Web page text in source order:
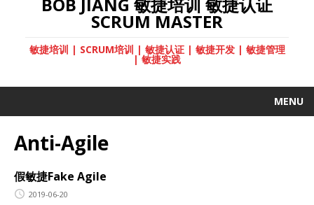
SCRUM MASTER
敏捷培训 | SCRUM培训 | 敏捷认证 | 敏捷开发 | 敏捷管理
| 敏捷实践
MENU
Anti-Agile
假敏捷Fake Agile
2019-06-20